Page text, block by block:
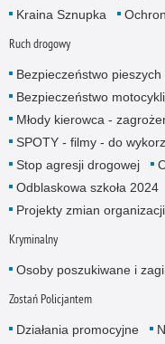
Kraina Sznupka
Ruch drogowy
Bezpieczeństwo pieszych
Bezpieczeństwo
Młody kierowca -
SPOTY - filmy - do
Stop agresji drogowej
Odblaskowa szkoła 2024
Projekty zmian
Kryminalny
Osoby poszukiwane i
Zostań Policjantem
Działania promocyjne